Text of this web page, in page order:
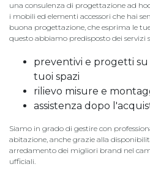
una consulenza di progettazione ad
i mobili ed elementi accessori che hai
buona progettazione, che esprima le
questo abbiamo predisposto dei servizi
preventivi e progetti
tuoi spazi
rilievo misure e
assistenza dopo
Siamo in grado di gestire con
abitazione, anche grazie alla
arredamento dei migliori brand nel
ufficiali.